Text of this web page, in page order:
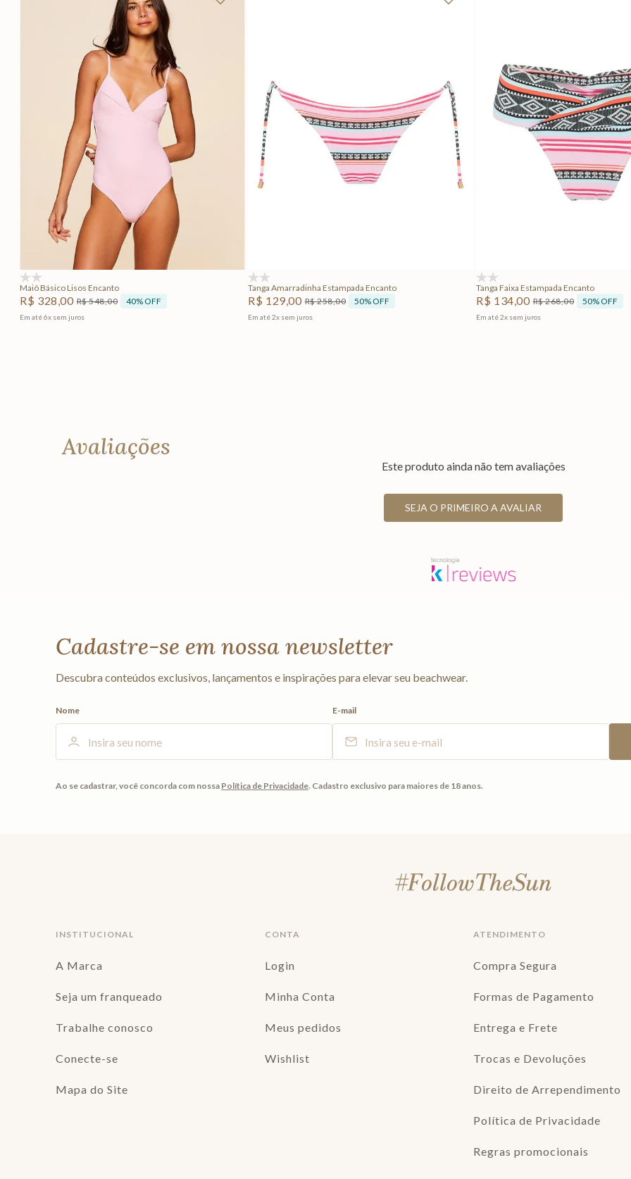
PP M
Adicionar na sacola
Maiô Básico Lisos Encanto
R$ 328,00 R$548,00 40% OFF
Em até6x sem juros
Tanga Amarradinha Estampada Encanto
R$ 129,00 R$258,00 50% OFF
Em até2x sem juros
Tanga Faixa Estampada Encanto
R$ 134,00 R$268,00 50% OFF
Em até2x sem juros
Avaliações
Este produto ainda não tem avaliações
SEJA O PRIMEIRO A AVALIAR
Cadastre-se em nossa newsletter
Descubra conteúdos exclusivos, lançamentos e inspirações para elevar seu beachwear.
Nome E-mail
Ao se cadastrar, você concorda com nossa Política de Privacidade. Cadastro exclusivo para maiores de 18 anos.
INSTITUCIONAL
A Marca
Seja um franqueado
Trabalhe conosco
Conecte-se
Mapa do Site
CONTA
Login
Minha Conta
Meus pedidos
Wishlist
ATENDIMENTO
Compra Segura
Formas de Pagamento
Entrega e Frete
Trocas e Devoluções
Direito de Arrependimento
Política de Privacidade
Regras promocionais